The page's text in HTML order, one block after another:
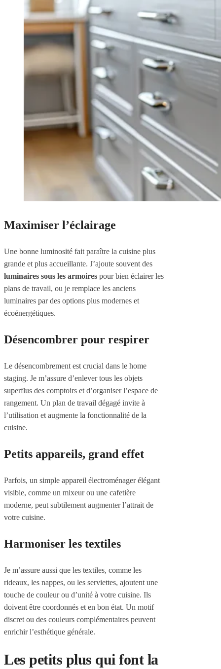
Maximiser l’éclairage
Une bonne luminosité fait paraître la cuisine plus
grande et plus accueillante. J’ajoute souvent des
luminaires sous les armoires pour bien éclairer les
plans de travail, ou je remplace les anciens
luminaires par des options plus modernes et
écoénergétiques.
Désencombrer pour respirer
Le désencombrement est crucial dans le home
staging. Je m’assure d’enlever tous les objets
superflus des comptoirs et d’organiser l’espace de
rangement. Un plan de travail dégagé invite à
l’utilisation et augmente la fonctionnalité de la
cuisine.
Petits appareils, grand effet
Parfois, un simple appareil électroménager élégant
visible, comme un mixeur ou une cafetière
moderne, peut subtilement augmenter l’attrait de
votre cuisine.
Harmoniser les textiles
Je m’assure aussi que les textiles, comme les
rideaux, les nappes, ou les serviettes, ajoutent une
touche de couleur ou d’unité à votre cuisine. Ils
doivent être coordonnés et en bon état. Un motif
discret ou des couleurs complémentaires peuvent
enrichir l’esthétique générale.
Les petits plus qui font la